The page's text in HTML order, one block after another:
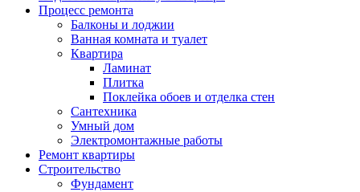
Процесс ремонта
Балконы и лоджии
Ванная комната и туалет
Квартира
Ламинат
Плитка
Поклейка обоев и отделка стен
Сантехника
Умный дом
Электромонтажные работы
Ремонт квартиры
Строительство
Фундамент